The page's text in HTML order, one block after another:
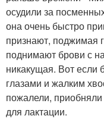
осудили за
она очень быстро
признают, поджимая
поднимают брови с
никакущая. Вот если
глазами и жалким
пожалели,
для лактации.